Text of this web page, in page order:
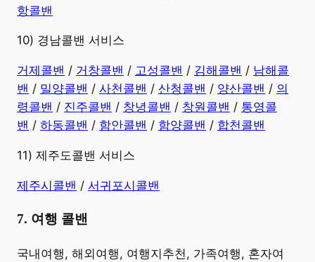
항콜밴
10) 경남콜밴 서비스
​거제콜밴 / 거창콜밴 / 고성콜밴 / 김해콜밴 / 남해콜
밴 / 밀양콜밴 / 사천콜밴 / 산청콜밴 / 양산콜밴 / 의
령콜밴 / 진주콜밴 / 창녕콜밴 / 창원콜밴 / 통영콜
밴 / 하동콜밴 / 함안콜밴 / 함양콜밴 / 합천콜밴
11) 제주도콜밴 서비스
제주시콜밴 / 서귀포시콜밴
7. 여행 콜밴
​국내여행, 해외여행, 여행지추천, 가족여행, 혼자여